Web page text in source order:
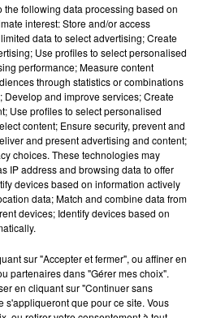
Il suffit deremplir le formulaire de
de raconter "
votre blague la
quel est le meilleur fromage
les personnes
des cinquante États américains
! Alors, prêt.e à déménager pour
MMZ dévoile « Mikasa », un
single entre amour et...
the following data processing based on
interest: Store and/or access
data to select advertising; Create
Use profiles to select personalised
performance; Measure content
through statistics or combinations
Develop and improve services; Create
Use profiles to select personalised
content; Ensure security, prevent and
and present advertising and content;
choices. These technologies may
IP address and browsing data to offer
devices based on information actively
data; Match and combine data from
devices; Identify devices based on
sur "Accepter et fermer", ou affiner en
partenaires dans "Gérer mes choix".
en cliquant sur "Continuer sans
s'appliqueront que pour ce site. Vous